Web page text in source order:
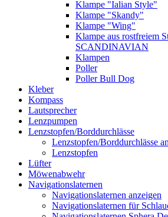
Klampe "Ialian Style"
Klampe "Skandy"
Klampe "Wing"
Klampe aus rostfreiem
SCANDINAVIAN
Klampen
Poller
Poller Bull Dog
Kleber
Kompass
Lautsprecher
Lenzpumpen
Lenzstopfen/Borddurchlässe
Lenzstopfen/Borddurchlässe
Lenzstopfen
Lüfter
Möwenabwehr
Navigationslaternen
Navigationslaternen anzeigen
Navigationslaternen für